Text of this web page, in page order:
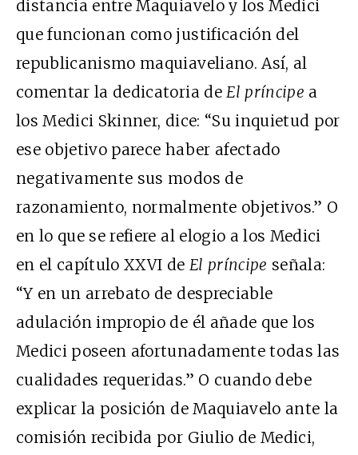
distancia entre Maquiavelo y los Medici
que funcionan como justificación del
republicanismo maquiaveliano. Así, al
comentar la dedicatoria deEl príncipe a
los Medici Skinner, dice: “Su inquietud por
ese objetivo parece haber afectado
negativamente sus modos de
razonamiento, normalmente objetivos.” O
en lo que se refiere al elogio a los Medici
en el capítulo XXVI de El príncipe señala:
“Y en un arrebato de despreciable
adulación impropio de él añade que los
Medici poseen afortunadamente todas las
cualidades requeridas.” O cuando debe
explicar la posición de Maquiavelo ante la
comisión recibida por Giulio de Medici,